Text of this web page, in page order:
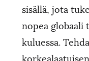
sisällä, jota
nopea globaali
kuluessa.